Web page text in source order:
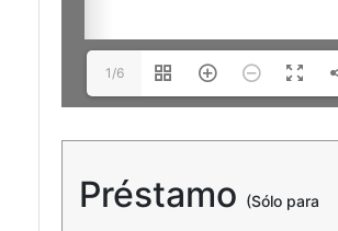
1/6
Préstamo (Sólo para